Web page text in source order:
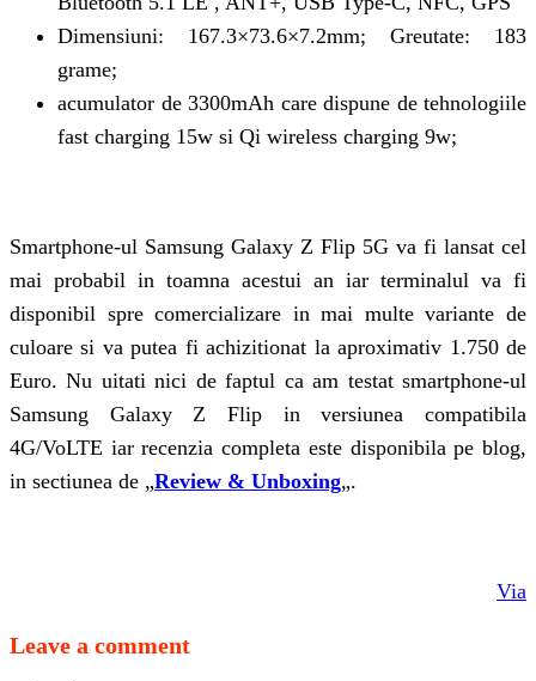
Dimensiuni: 167.3×73.6×7.2mm; Greutate: 183
grame;
acumulator de 3300mAh care dispune de tehnologiile
fast charging 15w si Qi wireless charging 9w;
Smartphone-ul Samsung Galaxy Z Flip 5G va fi lansat cel
mai probabil in toamna acestui an iar terminalul va fi
disponibil spre comercializare in mai multe variante de
culoare si va putea fi achizitionat la aproximativ 1.750 de
Euro. Nu uitati nici de faptul ca am testat smartphone-ul
Samsung Galaxy Z Flip in versiunea compatibila
4G/VoLTE iar recenzia completa este disponibila pe blog,
in sectiunea de „Review & Unboxing„.
Via
Leave a comment